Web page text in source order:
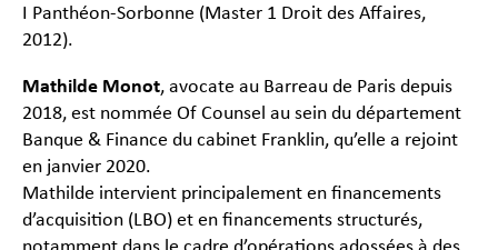
I Panthéon-Sorbonne (Master 1 Droit des Affaires,
2012).
Mathilde Monot, avocate au Barreau de Paris depuis
2018, est nommée Of Counsel au sein du département
Banque & Finance du cabinet Franklin, qu’elle a rejoint
en janvier 2020.
Mathilde intervient principalement en financements
d’acquisition (LBO) et en financements structurés,